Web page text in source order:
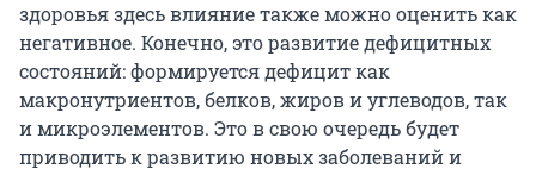
здоровья здесь влияние также можно оценить как
негативное. Конечно, это развитие дефицитных
состояний: формируется дефицит как
макронутриентов, белков, жиров и углеводов, так
и микроэлементов. Это в свою очередь будет
приводить к развитию новых заболеваний и